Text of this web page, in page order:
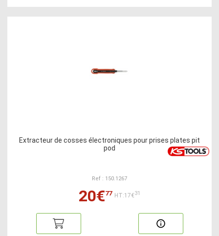
Extracteur de cosses électroniques pour prises plates pit
pod
Ref : 150.1267
20€77 HT:17€31